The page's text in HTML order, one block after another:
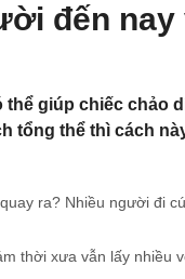
đến
thể giúp chiếc chảo
tổng thể thì cách
ra? Nhiều người đi
thời xưa vẫn lấy nhiều